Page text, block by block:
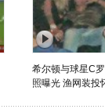
希尔顿与球星C
照曝光 渔网装投